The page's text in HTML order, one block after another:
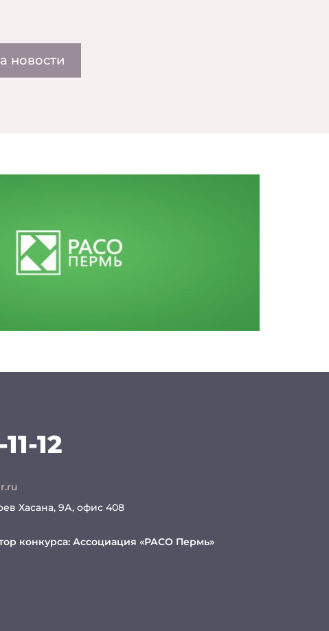
новости
12
Хасана, 9А, офис 408
конкурса:Ассоциация «РАСО Пермь»